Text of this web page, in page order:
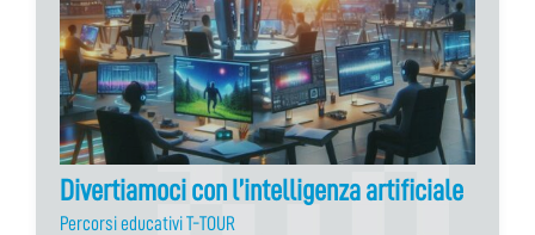
Divertiamoci con l’intelligenza artificiale
Percorsi educativi T-TOUR